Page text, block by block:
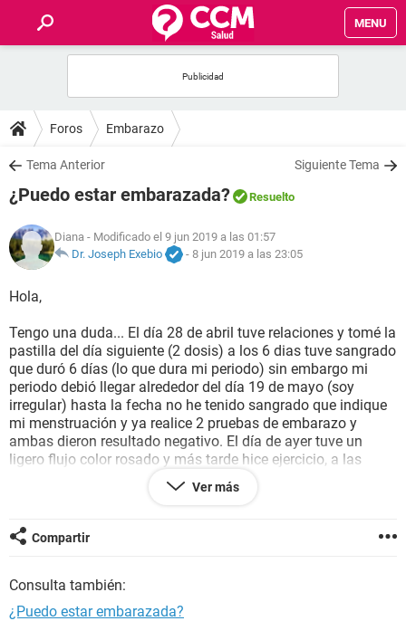
MENU
FOROS
SALUD
FAMILIA
NUTRICIÓN
BIENESTAR
SEXUALIDAD
GLOSARIO
Foros Embarazo
Tema Anterior Siguiente Tema
¿Puedo estar embarazada? Resuelto
Diana - Modificado el 9 jun 2019 a las 01:57
Dr. Joseph Exebio
- 8 jun 2019 a las 23:05
Hola,
Tengo una duda... El día 28 de abril tuve relaciones y tomé la
pastilla del día siguiente (2 dosis) a los 6 dias tuve sangrado
que duró 6 días (lo que dura mi periodo) sin embargo mi
periodo debió llegar alrededor del día 19 de mayo (soy
irregular) hasta la fecha no he tenido sangrado que indique
mi menstruación y ya realice 2 pruebas de embarazo y
ambas dieron resultado negativo. El día de ayer tuve un
ligero flujo color rosado y más tarde hice ejercicio, a las
pocas horas me dio un ligero cólico y mi flujo ya no era
rosado pero tenía poca sangre. También tuve relaciones
ayuda.
Ver más
Compartir
Consulta también:
¿Puedo estar embarazada?